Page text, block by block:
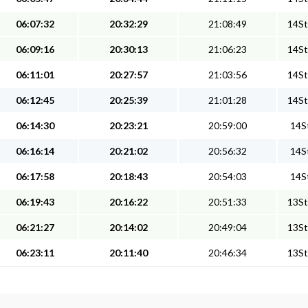
06:07:32 20:32:29 21:08:49
06:09:16 20:30:13 21:06:23
06:11:01 20:27:57 21:03:56
06:12:45 20:25:39 21:01:28
06:14:30 20:23:21 20:59:00
06:16:14 20:21:02 20:56:32
06:17:58 20:18:43 20:54:03
06:19:43 20:16:22 20:51:33
06:21:27 20:14:02 20:49:04
06:23:11 20:11:40 20:46:34